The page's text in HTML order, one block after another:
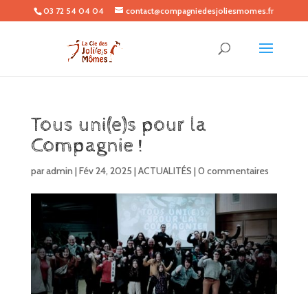
03 72 54 04 04 contact@compagniedesjoliesmomes.fr
Tous uni(e)s pour la
Compagnie !
paradmin |Fév 24, 2025 |ACTUALITÉS |0 commentaires